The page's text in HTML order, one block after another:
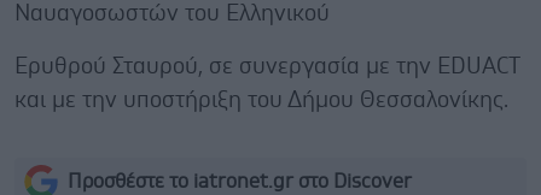
Ναυαγοσωστών του Ελληνικού
Ερυθρού Σταυρού, σε συνεργασία με την EDUACT
και με την υποστήριξη του Δήμου Θεσσαλονίκης.
Προσθέστε το iatronet.gr στο Discover